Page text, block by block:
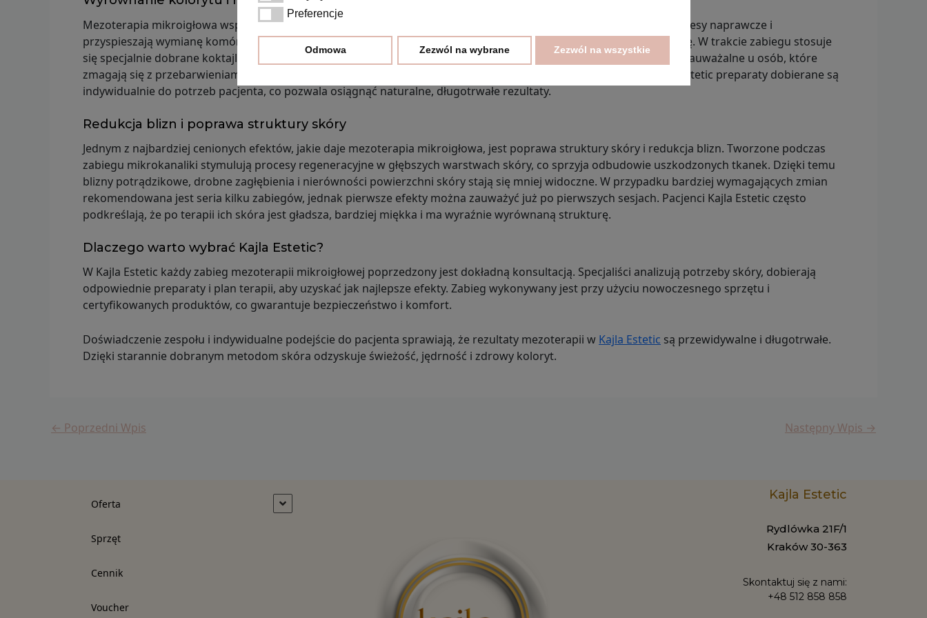
PreferencjePreferencje
Zezwól na wszystkie
Zezwól na wybrane
Odmowa
Mezoterapia mikroigłowa wspiera regenerację skóry i poprawia jej koloryt. Mikronakłucia pobudzają naturalne procesy naprawcze i
przyspieszają wymianę komórek, dzięki czemu przebarwienia stają się mniej widoczne, a odcień skóry wyrównuje się. W trakcie zabiegu stosuje
się specjalnie dobrane koktajle zawierające witaminy, antyoksydanty i składniki rozjaśniające. Efekty są szczególnie zauważalne u osób, które
zmagają się z przebarwieniami potrądzikowymi, plamami posłonecznymi czy nierównym kolorytem skóry. W Kajla Estetic preparaty dobierane są
indywidualnie do potrzeb pacjenta, co pozwala osiągnąć naturalne, długotrwałe rezultaty.
Redukcja blizn i poprawa struktury skóry
Jednym z najbardziej cenionych efektów, jakie daje mezoterapia mikroigłowa, jest poprawa struktury skóry i redukcja blizn. Tworzone podczas
zabiegu mikrokanaliki stymulują procesy regeneracyjne w głębszych warstwach skóry, co sprzyja odbudowie uszkodzonych tkanek. Dzięki temu
blizny potrądzikowe, drobne zagłębienia i nierówności powierzchni skóry stają się mniej widoczne. W przypadku bardziej wymagających zmian
rekomendowana jest seria kilku zabiegów, jednak pierwsze efekty można zauważyć już po pierwszych sesjach. Pacjenci Kajla Estetic często
podkreślają, że po terapii ich skóra jest gładsza, bardziej miękka i ma wyraźnie wyrównaną strukturę.
Dlaczego warto wybrać Kajla Estetic?
W Kajla Estetic każdy zabieg mezoterapii mikroigłowej poprzedzony jest dokładną konsultacją. Specjaliści analizują potrzeby skóry, dobierają
odpowiednie preparaty i plan terapii, aby uzyskać jak najlepsze efekty. Zabieg wykonywany jest przy użyciu nowoczesnego sprzętu i
certyfikowanych produktów, co gwarantuje bezpieczeństwo i komfort.
Doświadczenie zespołu i indywidualne podejście do pacjenta sprawiają, że rezultaty mezoterapii w Kajla Estetic są przewidywalne i długotrwałe.
Dzięki starannie dobranym metodom skóra odzyskuje świeżość, jędrność i zdrowy koloryt.
← Poprzedni Wpis Następny Wpis →
Oferta
Sprzęt
Cennik
Voucher
Kajla Estetic
Rydlówka 21F/1
Kraków 30-363
Skontaktuj się z nami:
+48 512 858 858